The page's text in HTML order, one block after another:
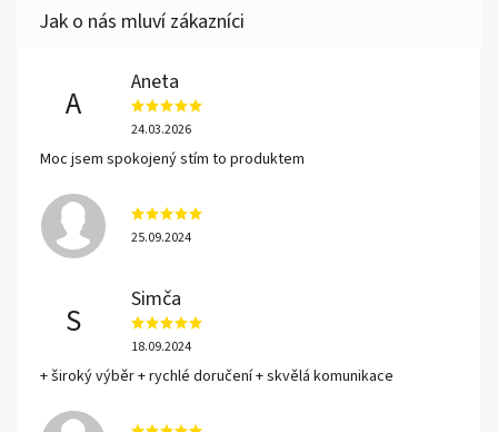
A
Aneta
24.03.2026
Moc jsem spokojený stím to produktem
25.09.2024
S
Simča
18.09.2024
+ široký výběr + rychlé doručení + skvělá komunikace